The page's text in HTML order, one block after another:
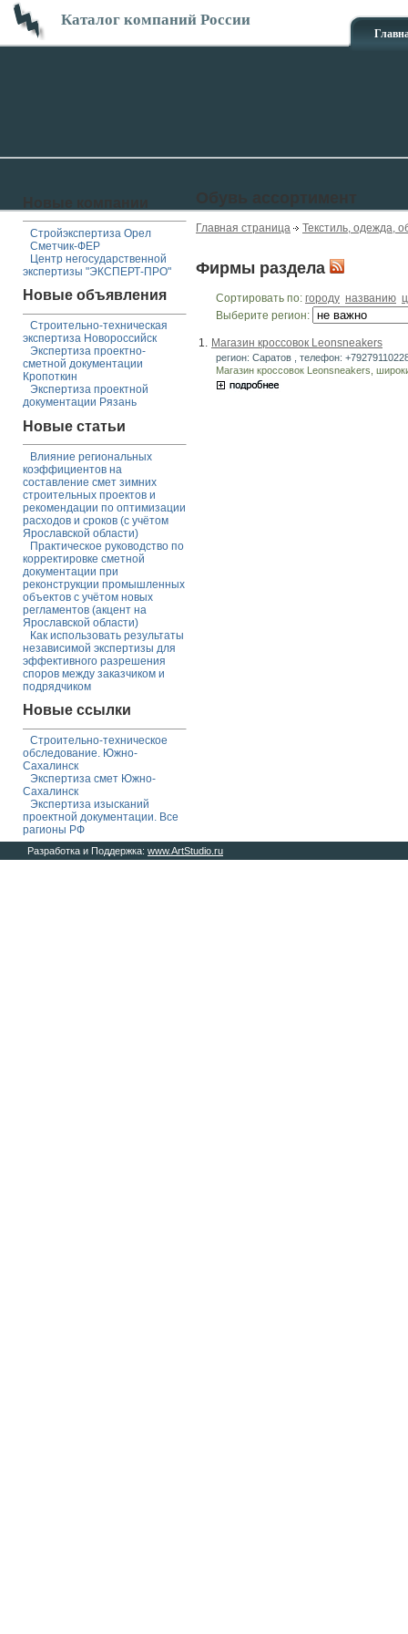
Каталог компаний России
Стройэкспертиза Орел
Сметчик-ФЕР
Центр негосударственной
экспертизы "ЭКСПЕРТ-ПРО"
Новые объявления
Строительно-техническая
экспертиза Новороссийск
Экспертиза проектно-
сметной документации
Кропоткин
Экспертиза проектной
документации Рязань
Новые статьи
Влияние региональных
коэффициентов на
составление смет зимних
строительных проектов и
рекомендации по оптимизации
расходов и сроков (с учётом
Ярославской области)
Практическое руководство по
корректировке сметной
документации при
реконструкции промышленных
объектов с учётом новых
регламентов (акцент на
Ярославской области)
Как использовать результаты
независимой экспертизы для
эффективного разрешения
споров между заказчиком и
подрядчиком
Новые ссылки
Строительно-техническое
обследование. Южно-
Сахалинск
Экспертиза смет Южно-
Сахалинск
Экспертиза изысканий
проектной документации. Все
рагионы РФ
Главная страница Текстиль, одежда,
Фирмы раздела
Сортировать по: городу названию
Выберите регион:
1. Магазин кроссовок Leonsneakers
регион: Саратов , телефон:
Магазин кроссовок Leonsneakers,
Разработка и Поддержка: www.ArtStudio.ru